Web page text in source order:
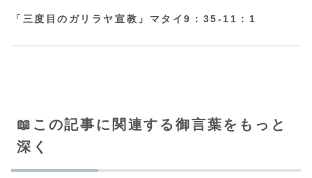
「三度目のガリラヤ宣教」マタイ9：35-11：1
📖この記事に関連する御言葉をもっと
深く